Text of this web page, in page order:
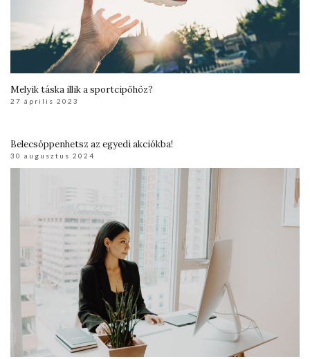
Melyik táska illik a sportcipőhöz?
27 április 2023
Belecsöppenhetsz az egyedi akciókba!
30 augusztus 2024